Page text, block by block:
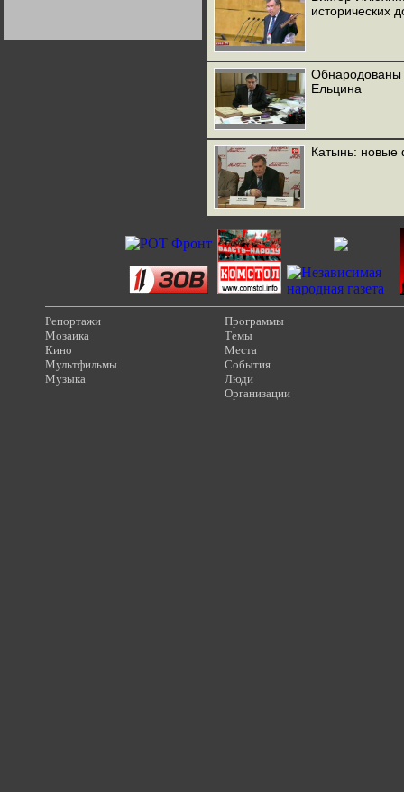
исторических
Обнародованы
Ельцина
Катынь: новые
Репортажи
Мозаика
Кино
Мультфильмы
Музыка
Программы
Темы
Места
События
Люди
Организации